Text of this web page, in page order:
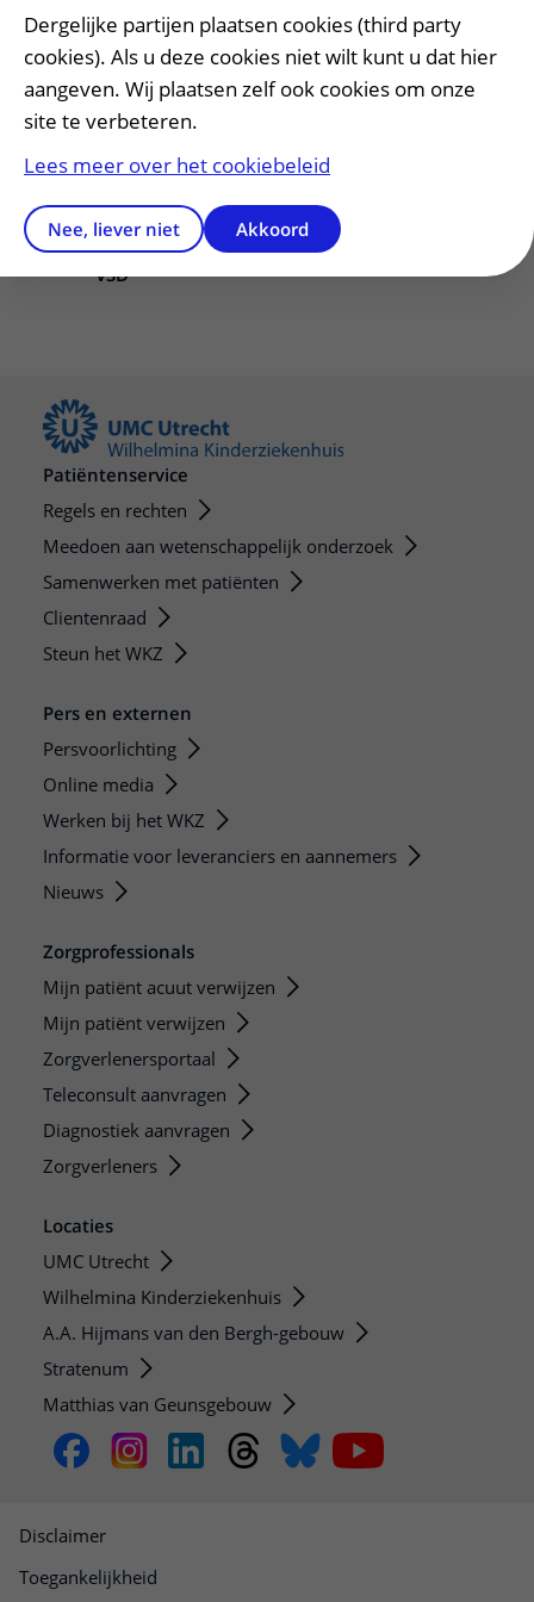
T
Tetralogie van Fallot (TOF)
Transpositie van de grote vaten (TGA)
V
Ventrikel septum defect (VSD)
Ventrikelseptumdefect (VSD)
VSD
Patiëntenservice
Regels en rechten
Meedoen aan wetenschappelijk onderzoek
Samenwerken met patiënten
Clientenraad
Steun het WKZ
Pers en externen
Persvoorlichting
Online media
Werken bij het WKZ
Informatie voor leveranciers en aannemers
Nieuws
Zorgprofessionals
Mijn patiënt acuut verwijzen
Mijn patiënt verwijzen
Zorgverlenersportaal
Teleconsult aanvragen
Diagnostiek aanvragen
Zorgverleners
Locaties
UMC Utrecht
Wilhelmina Kinderziekenhuis
A.A. Hijmans van den Bergh-gebouw
Stratenum
Matthias van Geunsgebouw
Disclaimer
Toegankelijkheid
Dergelijke partijen plaatsen cookies (third party
cookies). Als u deze cookies niet wilt kunt u dat hier
aangeven. Wij plaatsen zelf ook cookies om onze
site te verbeteren.
Lees meer over het cookiebeleid
Nee, liever niet Akkoord